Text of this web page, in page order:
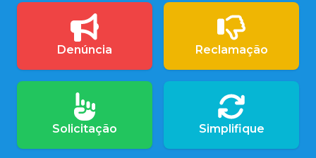
Denúncia Reclamação
Solicitação Simplifique